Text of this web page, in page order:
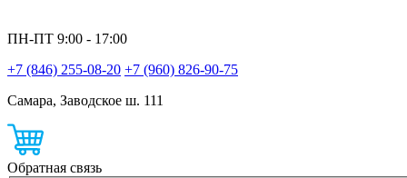
ПН-ПТ 9:00 - 17:00
+7 (846) 255-08-20 +7 (960) 826-90-75
Самара, Заводское ш. 111
Обратная связь